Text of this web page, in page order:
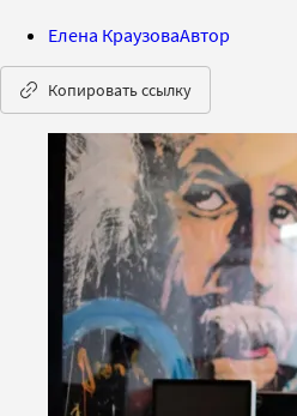
Елена КраузоваАвтор
Копировать ссылку